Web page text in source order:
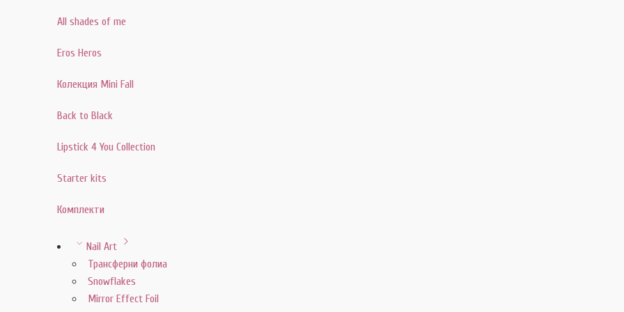
All shades of me
Eros Heros
Колекция Mini Fall
Back to Black
Lipstick 4 You Collection
Starter kits
Комплекти
Nail Art
Трансферни фолиа
Snowflakes
Mirror Effect Foil